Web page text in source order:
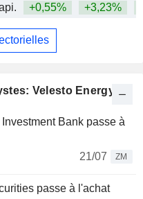
Velesto Energy
Bank passe à
21/07
ZM
passe à l'achat
+0,55% +3,23%